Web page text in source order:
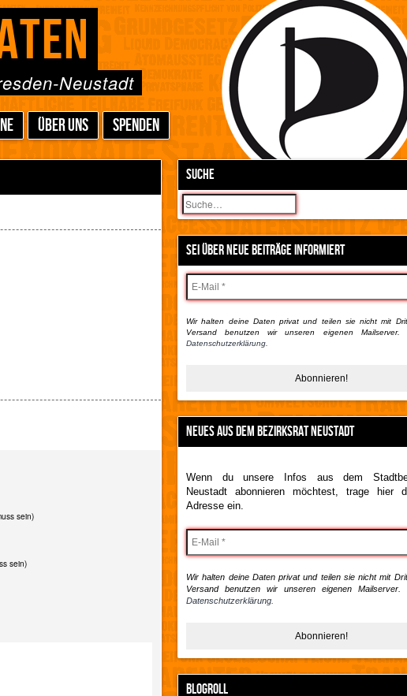
Neustadt
ÜBER UNS SPENDEN
SUCHE
Suchen
SEI ÜBER NEUE BEITRÄGE INFORMIERT
Wir halten deine Daten privat und teilen sie nicht mit
Versand benutzen wir unseren eigenen Mailserver.
Datenschutzerklärung.
NEUES AUS DEM BEZIRKSRAT NEUSTADT
Wenn du unsere Infos aus dem
Neustadt abonnieren möchtest, trage hier
Adresse ein.
Wir halten deine Daten privat und teilen sie nicht mit
Versand benutzen wir unseren eigenen Mailserver.
Datenschutzerklärung.
BLOGROLL
sein)
sein)